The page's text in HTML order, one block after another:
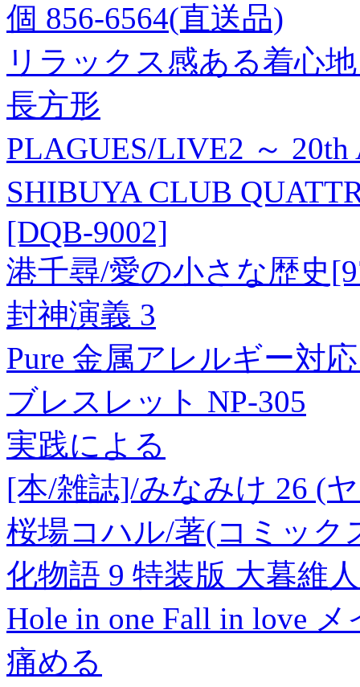
個 856-6564(直送品)
リラックス感ある着心
長方形
PLAGUES/LIVE2 ～ 20th
SHIBUYA CLUB
[DQB-9002]
港千尋/愛の小さな歴史
封神演義 3
Pure 金属アレルギー対
ブレスレット NP-305
実践による
[本/雑誌]/みなみけ 26 (
桜場コハル/著(コミック
化物語 9 特装版 大暮維
Hole in one Fall in love メ
痛める